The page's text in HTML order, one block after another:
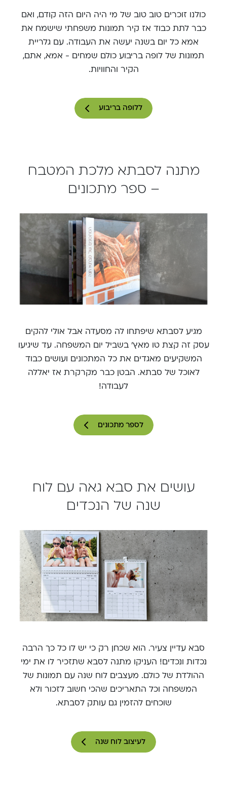
כולנו זוכרים טוב טוב של מי היה היום הזה קודם, ואם
כבר לתת כבוד אז קיר תמונות משפחתי שישמח את
אמא כל יום בשנה יעשה את העבודה. עם גלריית
תמונות של לופה בריבוע כולם שמחים - אמא, אתם,
הקיר והחוויות.
ללופה בריבוע
מתנה לסבתא מלכת המטבח
– ספר מתכונים
מגיע לסבתא שיפתחו לה מסעדה אבל אולי להקים
עסק זה קצת טו מאץ' בשביל יום המשפחה. עד שיגיעו
המשקיעים מאגדים את כל המתכונים ועושים כבוד
לאוכל של סבתא. הבטן כבר מקרקרת אז יאללה
לעבודה!
לספר מתכונים
עושים את סבא גאה עם לוח
שנה של הנכדים
סבא עדיין צעיר. הוא שכחן רק כי יש לו כל כך הרבה
נכדות ונכדים! העניקו מתנה לסבא שתזכיר לו את ימי
ההולדת של כולם. מעצבים לוח שנה עם תמונות של
המשפחה וכל התאריכים שהכי חשוב לזכור ולא
שוכחים להזמין גם עותק לסבתא.
לעיצוב לוח שנה